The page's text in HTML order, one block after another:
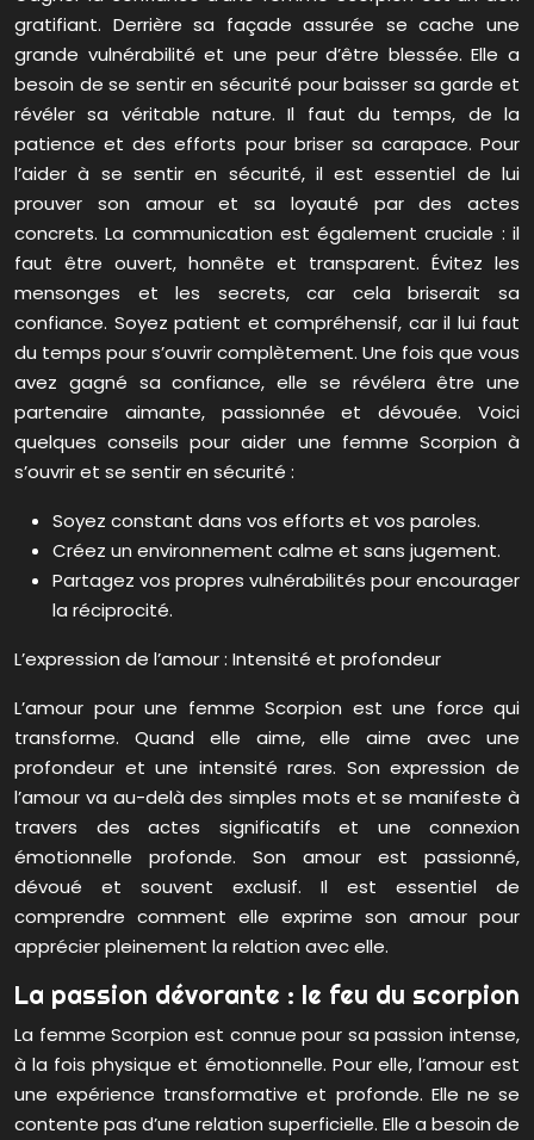
gratifiant. Derrière sa façade assurée se cache une
grande vulnérabilité et une peur d’être blessée. Elle a
besoin de se sentir en sécurité pour baisser sa garde et
révéler sa véritable nature. Il faut du temps, de la
patience et des efforts pour briser sa carapace. Pour
l’aider à se sentir en sécurité, il est essentiel de lui
prouver son amour et sa loyauté par des actes
concrets. La communication est également cruciale : il
faut être ouvert, honnête et transparent. Évitez les
mensonges et les secrets, car cela briserait sa
confiance. Soyez patient et compréhensif, car il lui faut
du temps pour s’ouvrir complètement. Une fois que vous
avez gagné sa confiance, elle se révélera être une
partenaire aimante, passionnée et dévouée. Voici
quelques conseils pour aider une femme Scorpion à
s’ouvrir et se sentir en sécurité :
Soyez constant dans vos efforts et vos paroles.
Créez un environnement calme et sans jugement.
Partagez vos propres vulnérabilités pour encourager
la réciprocité.
L’expression de l’amour : Intensité et profondeur
L’amour pour une femme Scorpion est une force qui
transforme. Quand elle aime, elle aime avec une
profondeur et une intensité rares. Son expression de
l’amour va au-delà des simples mots et se manifeste à
travers des actes significatifs et une connexion
émotionnelle profonde. Son amour est passionné,
dévoué et souvent exclusif. Il est essentiel de
comprendre comment elle exprime son amour pour
apprécier pleinement la relation avec elle.
La passion dévorante : le feu du scorpion
La femme Scorpion est connue pour sa passion intense,
à la fois physique et émotionnelle. Pour elle, l’amour est
une expérience transformative et profonde. Elle ne se
contente pas d’une relation superficielle. Elle a besoin de